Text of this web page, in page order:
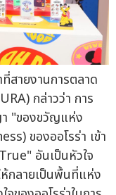
สายงานการตลาด
กล่าวว่า การ
"ของขวัญแห่ง
ของออโรร่า เข้า
อันเป็นหัวใจ
กลายเป็นพื้นที่แห่ง